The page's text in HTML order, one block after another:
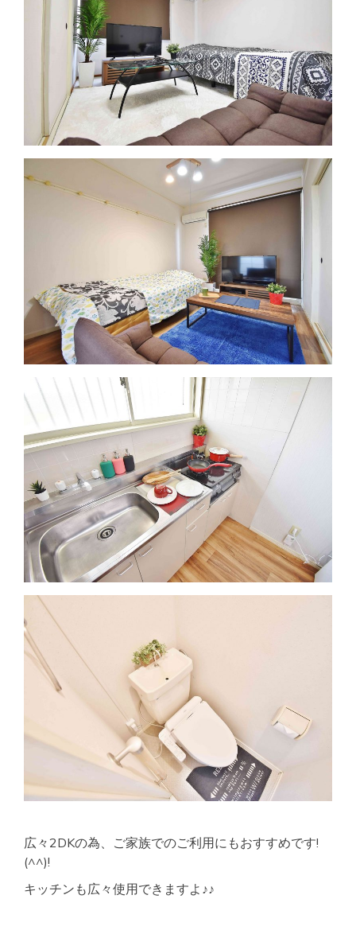
広々2DKの為、ご家族でのご利用にもおすすめです!
(^^)!
キッチンも広々使用できますよ♪♪